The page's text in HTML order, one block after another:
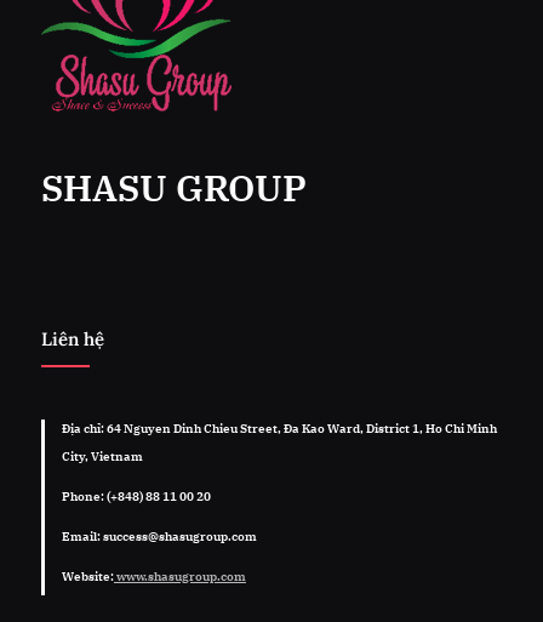
SHASU GROUP
Liên hệ
Địa chỉ: 64 Nguyen Dinh Chieu Street, Đa Kao Ward, District 1, Ho Chi Minh
City, Vietnam
Phone: (+848) 88 11 00 20
Email: success@shasugroup.com
Website:www.shasugroup.com